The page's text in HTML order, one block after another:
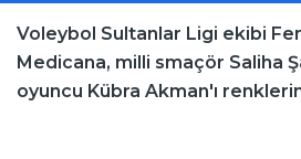
Voleybol Sultanlar Ligi ekibi
Medicana, milli smaçör Saliha
oyuncu Kübra Akman'ı